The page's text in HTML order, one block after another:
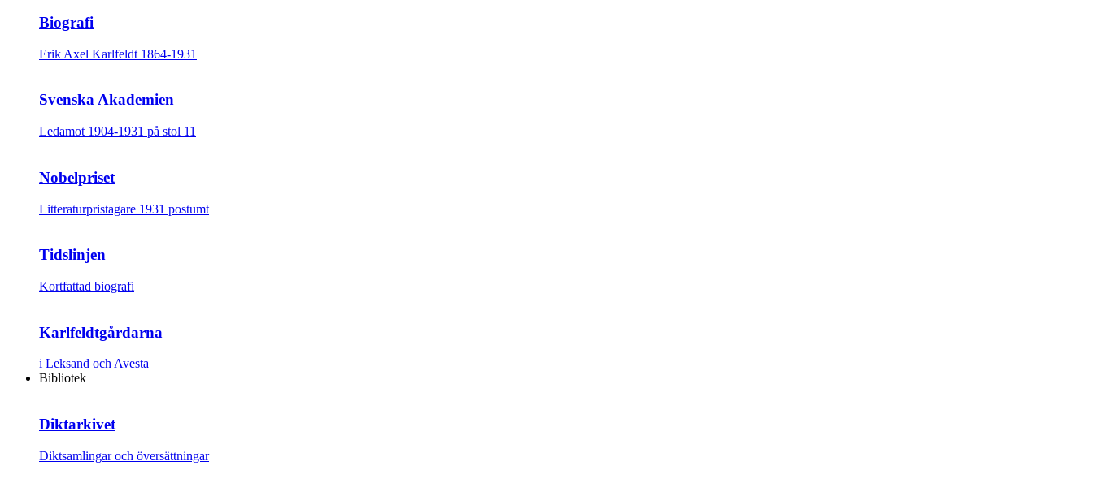
Biografi
Erik Axel Karlfeldt 1864-1931
Svenska Akademien
Ledamot 1904-1931 på stol 11
Nobelpriset
Litteraturpristagare 1931 postumt
Tidslinjen
Kortfattad biografi
Karlfeldtgårdarna
i Leksand och Avesta
Bibliotek
Diktarkivet
Diktsamlingar och översättningar